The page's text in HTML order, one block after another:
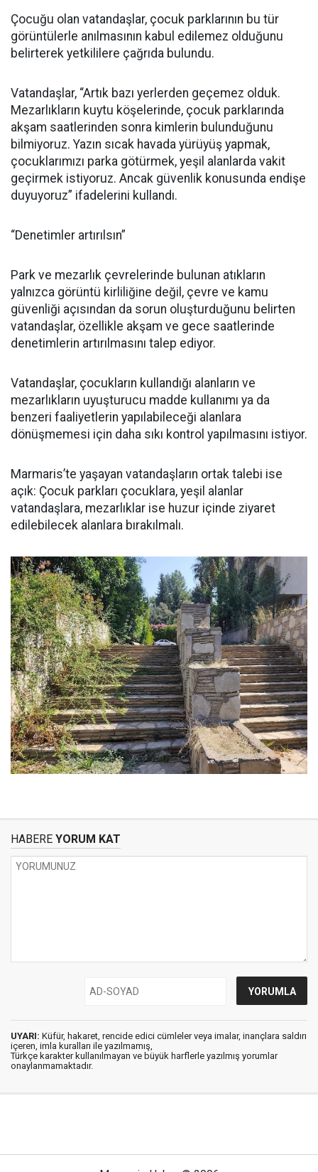
Çocuğu olan vatandaşlar, çocuk parklarının bu tür
görüntülerle anılmasının kabul edilemez olduğunu
belirterek yetkililere çağrıda bulundu.
Vatandaşlar, “Artık bazı yerlerden geçemez olduk.
Mezarlıkların kuytu köşelerinde, çocuk parklarında
akşam saatlerinden sonra kimlerin bulunduğunu
bilmiyoruz. Yazın sıcak havada yürüyüş yapmak,
çocuklarımızı parka götürmek, yeşil alanlarda vakit
geçirmek istiyoruz. Ancak güvenlik konusunda endişe
duyuyoruz” ifadelerini kullandı.
“Denetimler artırılsın”
Park ve mezarlık çevrelerinde bulunan atıkların
yalnızca görüntü kirliliğine değil, çevre ve kamu
güvenliği açısından da sorun oluşturduğunu belirten
vatandaşlar, özellikle akşam ve gece saatlerinde
denetimlerin artırılmasını talep ediyor.
Vatandaşlar, çocukların kullandığı alanların ve
mezarlıkların uyuşturucu madde kullanımı ya da
benzeri faaliyetlerin yapılabileceği alanlara
dönüşmemesi için daha sıkı kontrol yapılmasını istiyor.
Marmaris’te yaşayan vatandaşların ortak talebi ise
açık: Çocuk parkları çocuklara, yeşil alanlar
vatandaşlara, mezarlıklar ise huzur içinde ziyaret
edilebilecek alanlara bırakılmalı.
HABERE YORUM KAT
UYARI: Küfür, hakaret, rencide edici cümleler veya imalar, inançlara saldırı
içeren, imla kuralları ile yazılmamış,
Türkçe karakter kullanılmayan ve büyük harflerle yazılmış yorumlar
onaylanmamaktadır.